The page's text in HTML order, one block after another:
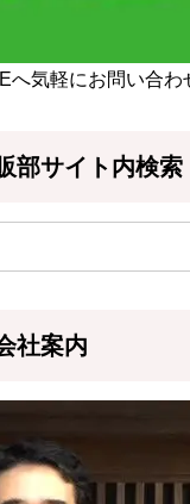
へ気軽にお問い合わ
部サイト内検索
社案内